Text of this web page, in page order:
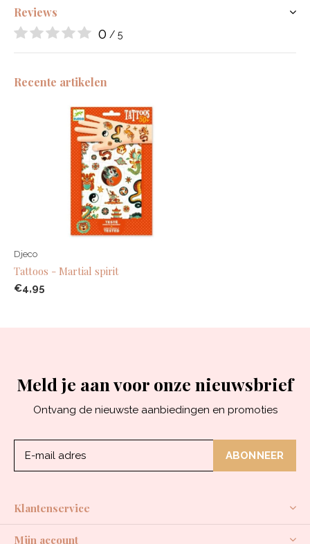
Reviews
0 / 5
Recente artikelen
Djeco
Tattoos - Martial spirit
€4,95
Meld je aan voor onze nieuwsbrief
Ontvang de nieuwste aanbiedingen en promoties
ABONNEER
Klantenservice
Mijn account